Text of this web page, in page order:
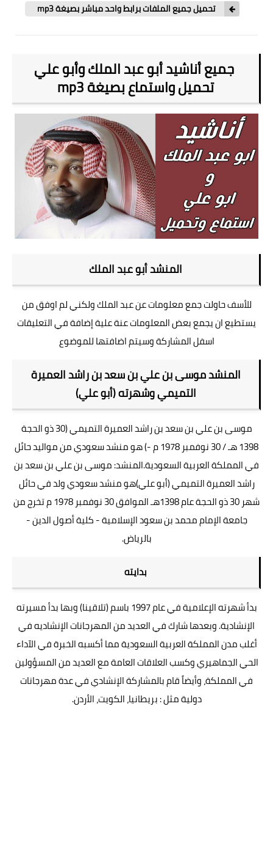
تحميل جميع الملفات برابط واحد مباشر بصيغة mp3
جميع أناشيد أبو عبد الملك وأبو علي
تحميل واستماع بصيغة mp3
المنشد أبو عبد الملك
للأسف حاولت جمع معلومات عن عبد الملك ولكني لم اوفق من
يستطيع ان يجمع بعض المعلومات عنة علية إضافة في التعليقات
اسفل المشاركة وسيتم اضافتها للموضوع
المنشد موسى بن علي بن سعد بن راشد العميرة
التميمي وشهرته (أبو علي)
موسى بن علي بن سعد بن راشد العميرة التميمي (30 ذو الحجة
1398 هـ / 30 نوفمبر 1978 م -) هو منشد سعودي من مواليد حائل
في المملكة العربية السعودية.المنشد: موسى بن علي بن سعد بن
راشد العميرة التميمي (أبو علي)هو منشد سعودي ولد في حائل
شهر 30 ذو الحجة عام 1398هـ الموافق 30 نوفمبر 1978 م تخرج من
جامعة الإمام محمد بن سعود الإسلامية - كلية أصول الدين -
بالرياض.
بدايته
بدأ شهرته الإعلامية في عام 1997 باسم (تلاقينا) وبها بدأ مسيرته
الإنشادية. وبعدها شارك في العديد من المهرجانات الإنشاديه في
أغلب مدن المملكة العربية السعودية مما أكسبه الخبرة في الآداء
الحي الجماهيري وكسب العلاقات العامة مع العديد من المسؤولين
في المملكة، وأيضاً قام بالمشاركة الإنشادي في عدة مهرجانات
دولية مثل : بريطانيا، الكويت، الأردن.